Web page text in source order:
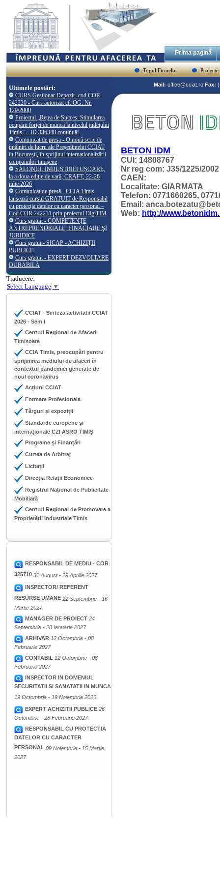
Prima pagină
Topul Firmelor Proiecte
Ultimele postări:
CURS Gestionar Depozit -cod COR
242220 - Curs autorizat cf. OG. Nr.
129/2000
Proiectul „Rețea de Succes: Stimularea
ocupării forței de muncă la nivelul județului
Timiș” – ID 336348 continuă!
Comunicat de presa - O nouă serie de
întâlniri de lucru ale Președintelui CCIAT
în București, în sprijinul internaționalizării
companiilor timișene
SALONUL INDUSTRIEI UȘOARE,
la a doua ediție de vară, CRAFT, 22-26
iulie 2026
Comunicat de presă - CCIA Timiș
lansează cursul GRATUIT de Responsabil
cu protecția datelor cu caracter personal –
Cod COR 242231 prin proiectul DigiTIM
Curs gratuit - COMPETENŢE
ANTREPRENORIALE, FINACIARE ŞI
JURIDICE
Curs gratuit- SICAP - ACHIZIŢII
PUBLICE
Curs gratuit - EXPERT DEZVOLTARE
DURABILĂ
Traducere:
Select Language ▼
CCIAT - Sinteza activitatii CCIAT
2026 - Sem I
Centrul Regional de Afaceri
Timișoara
CCIA Timis, preocupări pentru
sprijinirea mediului de afaceri în
contextul pandemiei generate de
noul coronavirus
Acțiuni CCIAT
Formare Profesionala
Târguri și expoziții
Standarde europene și
internaționale CZI ASRO TIMIȘ
Programe și Finanțări
Curtea de Arbitraj
Licitații
Direcția Relații Economice
Registrul Național de Publicitate
Mobiliară
Centrul Regional de Promovare a
Proprietății Industriale Timiș
RESPONSABIL DE MEDIU - COR
325710 31 August - 29 Aprilie 2027
INSPECTOR/ REFERENT
RESURSE UMANE 22 Septembrie - 16
Martie 2027
MANAGER DE PROIECT 24
Septembrie - 28 Ianuarie 2027
ARHIVAR 12 Octombrie - 08
Februarie 2027
CONTABIL 12 Octombrie - 08
Februarie 2027
INSPECTOR IN DOMENIUL
SECURITATII SI SANATATII IN MUNCA
19 Octombrie - 19 Noiembrie 2026
EXPERT ACHIZITII PUBLICE 26
Octombrie - 28 Februarie 2027
RESPONSABIL CU PROTECTIA
DATELOR CU CARACTER
PERSONAL 09 Noiembrie - 15 Martie
2027
Mail: office@cciat.ro Fax:
BETON IDM
CUI: 14808767
Nr reg com: J35/1225/2002
CAEN:
Localitate: GIARMATA
Telefon: 0771660265,
Email:
Web: http://